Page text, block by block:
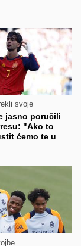
svoje
jasno poručili
"Ako to
ćemo te u